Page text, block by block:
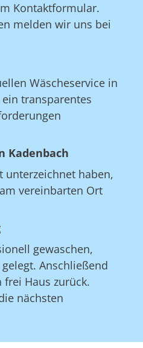
Kontaktformular.
melden wir uns bei
Wäscheservice in
transparentes
Kadenbach
unterzeichnet haben,
vereinbarten Ort
gewaschen,
Anschließend
frei Haus zurück.
nächsten